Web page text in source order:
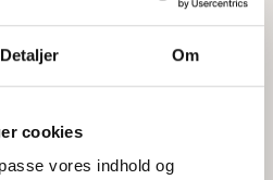
Detaljer Om
cookies
vores indhold og